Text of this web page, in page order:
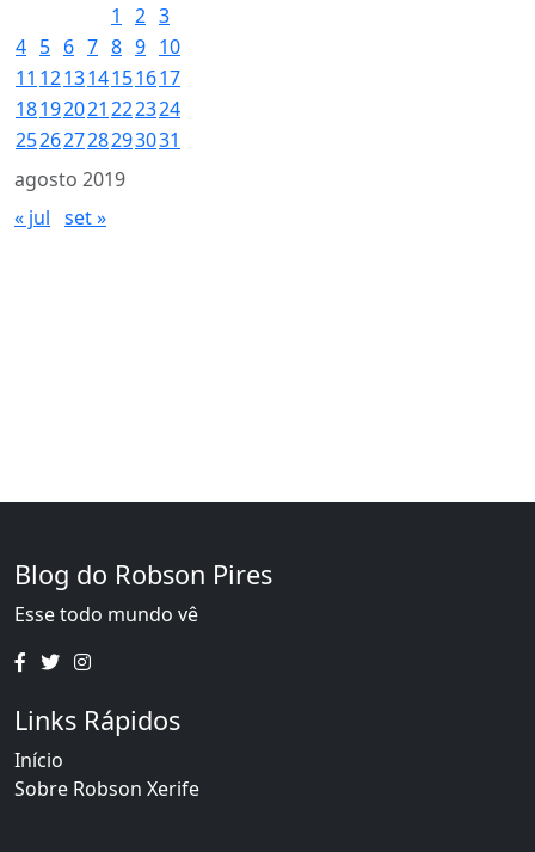
agosto 2019
1
2 3
4 5 6 7 8 9 10
11 121314151617
18192021 222324
25262728293031
« jul set »
Blog do Robson Pires
Esse todo mundo vê
Links Rápidos
Início
Sobre Robson Xerife